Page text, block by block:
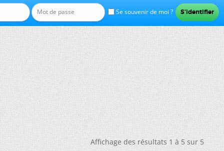
Se souvenir de moi ?
Affichage des résultats 1 à 5 sur 5